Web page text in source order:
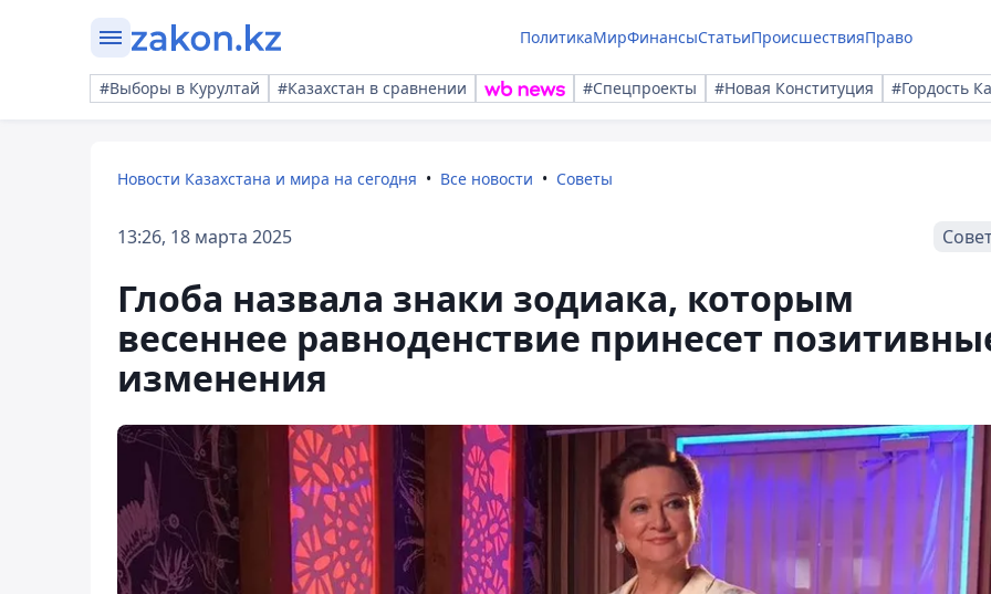
ПолитикаМирФинансыСтатьиПроисшествияПраво
#Выборы в Курултай #Казахстан в сравнении #Спецпроекты #Новая Конституция #Гордость
Новости Казахстана и мира на сегодня Все новости Советы
13:26, 18 марта 2025
Глоба назвала знаки зодиака, которым
весеннее равноденствие принесет
изменения